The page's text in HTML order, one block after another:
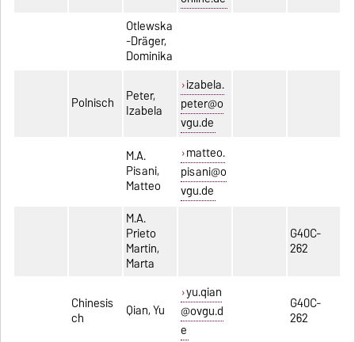
Otlewska
-Dräger,
Dominika
Polnisch Peter,
Izabela
izabela.
peter@o
vgu.de
M.A.
Pisani,
Matteo
matteo.
pisani@o
vgu.de
M.A.
Prieto
Martin,
Marta
G40C-
262
Chinesis
ch Qian, Yu
yu.qian
@ovgu.d
e
G40C-
262